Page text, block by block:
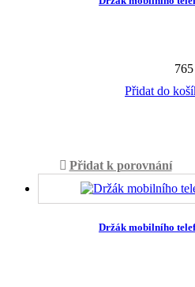
Přidat do
Přidat k porovnání
Držák mobilního